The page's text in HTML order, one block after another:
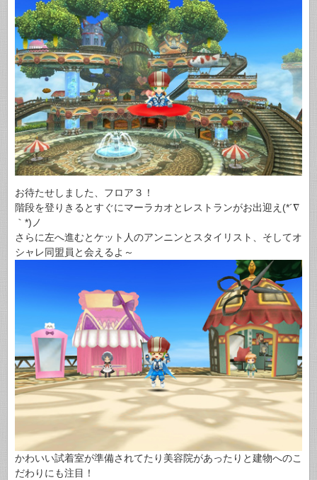
お待たせしました、フロア３！
階段を登りきるとすぐにマーラカオとレストランがお出迎え(*´∇
｀*)ノ
さらに左へ進むとケット人のアンニンとスタイリスト、そしてオ
シャレ同盟員と会えるよ～
かわいい試着室が準備されてたり美容院があったりと建物へのこ
だわりにも注目！